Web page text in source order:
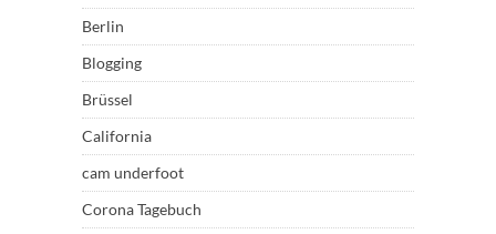
Berlin
Blogging
Brüssel
California
cam underfoot
Corona Tagebuch